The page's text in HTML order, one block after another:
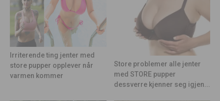
Irriterende ting jenter med
store pupper opplever når
varmen kommer
Store problemer alle jenter
med STORE pupper
dessverre kjenner seg igjen...